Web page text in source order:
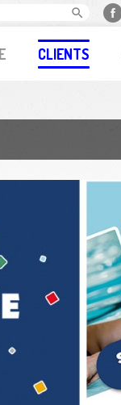
CLIENTS